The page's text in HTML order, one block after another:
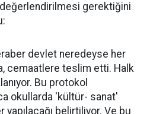
gerektiğini
devlet neredeyse her
cemaatlere teslim etti. Halk
Bu protokol
okullarda 'kültür- sanat'
yapılacağı belirtiliyor. Ve bu